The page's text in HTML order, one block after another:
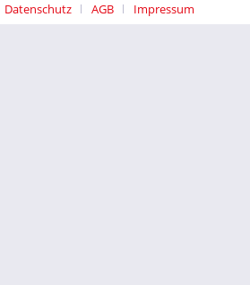
Datenschutz AGB Impressum